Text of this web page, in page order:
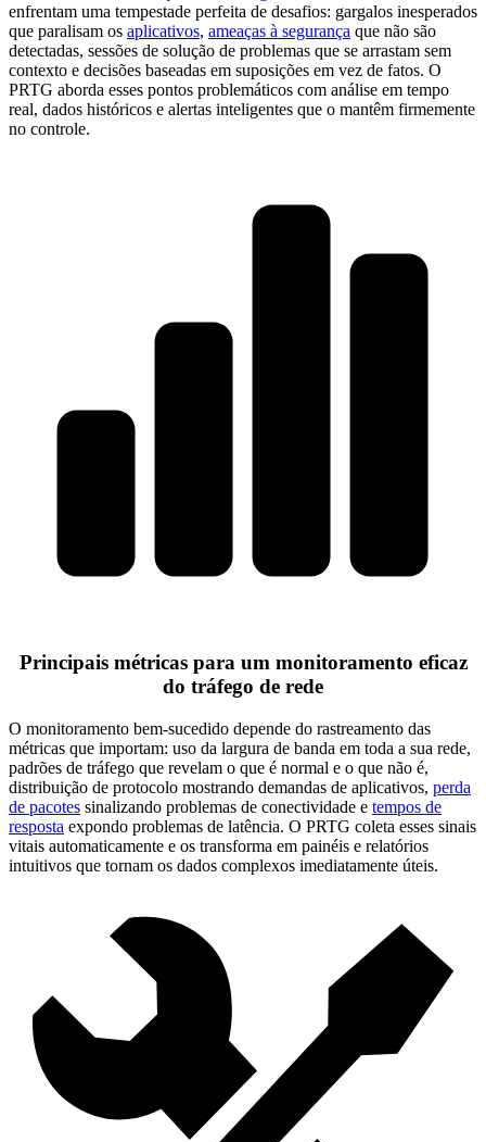
enfrentam uma tempestade perfeita de desafios: gargalos inesperados
que paralisam os aplicativos, ameaças à segurança que não são
detectadas, sessões de solução de problemas que se arrastam sem
contexto e decisões baseadas em suposições em vez de fatos. O
PRTG aborda esses pontos problemáticos com análise em tempo
real, dados históricos e alertas inteligentes que o mantêm firmemente
no controle.
Principais métricas para um monitoramento eficaz
do tráfego de rede
O monitoramento bem-sucedido depende do rastreamento das
métricas que importam: uso da largura de banda em toda a sua rede,
padrões de tráfego que revelam o que é normal e o que não é,
distribuição de protocolo mostrando demandas de aplicativos, perda
de pacotes sinalizando problemas de conectividade e tempos de
resposta expondo problemas de latência. O PRTG coleta esses sinais
vitais automaticamente e os transforma em painéis e relatórios
intuitivos que tornam os dados complexos imediatamente úteis.